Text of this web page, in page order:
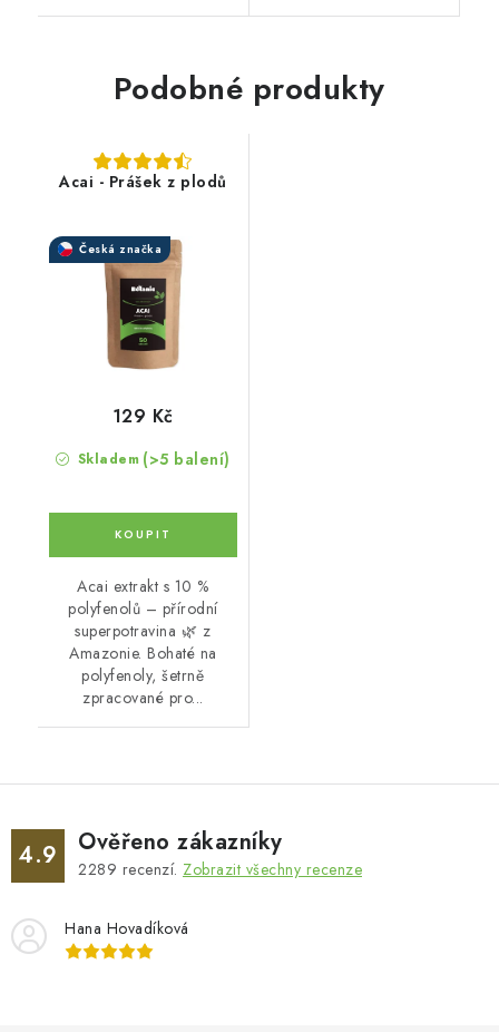
Podobné produkty
Acai - Prášek z plodů
Česká značka
Skladem (>5 balení)
129 Kč
Acai extrakt s 10 %
polyfenolů – přírodní
superpotravina 🌿 z
Amazonie. Bohaté na
polyfenoly, šetrně
zpracované pro...
4.9 Ověřeno zákazníky
2289 recenzí. Zobrazit všechny recenze
Hana Hovadíková